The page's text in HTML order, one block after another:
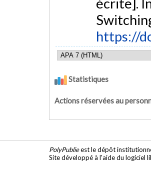
écrite].
https://
Statistiques
Actions réservées au
PolyPublieest le dépôt
Site développé à l'aide du logiciel